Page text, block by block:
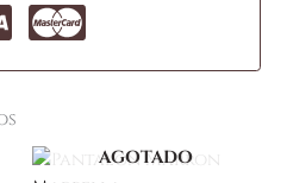
AGOTADO
Este